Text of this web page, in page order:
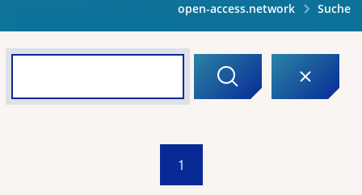
open-access.network Suche
1